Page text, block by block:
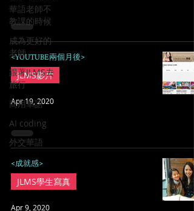
華語老師不
教課的時候
成為更好的
老師
跟著JLMS去
旅行
商用華語
AI coding
外交華語
<YOUTUBE兩個月後>
JLMS影片
Apr 19, 2020
<成就感>
JLMS學生寫真
Apr 9, 2020